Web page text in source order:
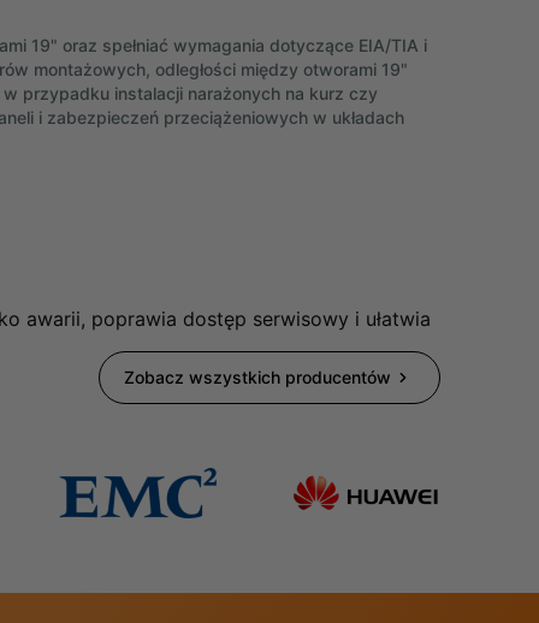
19" oraz spełniać wymagania dotyczące EIA/TIA i
montażowych, odległości między otworami 19"
przypadku instalacji narażonych na kurz czy
i zabezpieczeń przeciążeniowych w układach
awarii, poprawia dostęp serwisowy i ułatwia
Zobacz wszystkich producentów